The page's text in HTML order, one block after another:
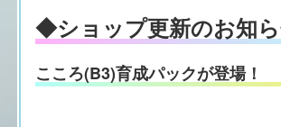
◆ショップ更新のお知
こころ(B3)育成パックが登場！